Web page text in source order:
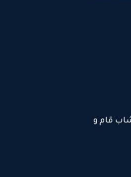
قام و